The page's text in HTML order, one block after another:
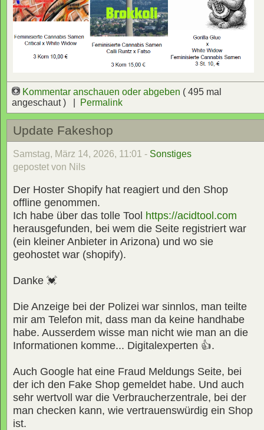
Kommentar anschauen oder abgeben ( 495 mal
angeschaut ) |
Permalink
Update Fakeshop
Samstag, März 14, 2026, 11:01 - Sonstiges
gepostet von Nils
Der Hoster Shopify hat reagiert und den Shop
offline genommen.
Ich habe über das tolle Tool https://acidtool.com
herausgefunden, bei wem die Seite registriert war
(ein kleiner Anbieter in Arizona) und wo sie
geohostet war (shopify).
Danke 💓
Die Anzeige bei der Polizei war sinnlos, man teilte
mir am Telefon mit, dass man da keine handhabe
habe. Ausserdem wisse man nicht wie man an die
Informationen komme... Digitalexperten 👍.
Auch Google hat eine Fraud Meldungs Seite, bei
der ich den Fake Shop gemeldet habe. Und auch
sehr wertvoll war die Verbraucherzentrale, bei der
man checken kann, wie vertrauenswürdig ein Shop
ist.